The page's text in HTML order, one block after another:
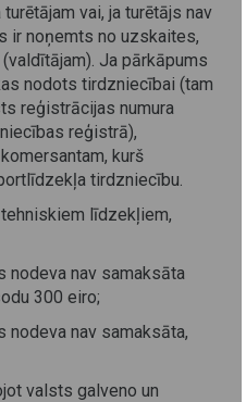
vai, ja turētājs nav
ir noņemts no uzskaites,
Ja pārkāpums
nodots tirdzniecībai (tam
reģistrācijas numura
reģistrā),
kurš
tirdzniecību.
līdzekļiem,
nav samaksāta
300 eiro;
nav samaksāta,
valsts galveno un